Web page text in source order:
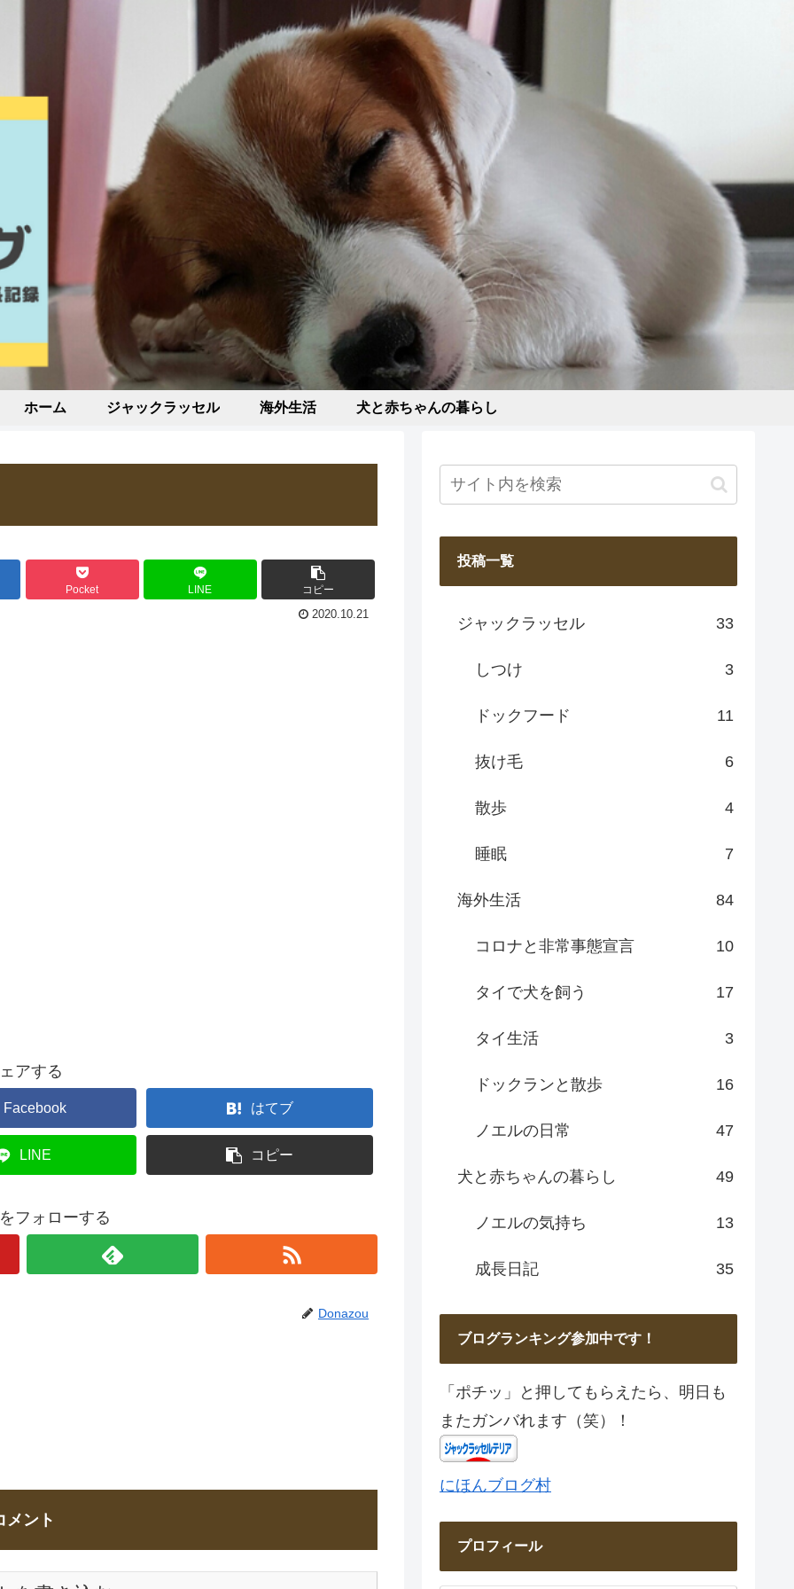
ホーム ジャックラッセル 海外生活 犬と赤ちゃんの暮らし
Pocket LINE コピー
2020.10.21
アする
Facebook はてブ
LINE コピー
フォローする
Donazou
メント
投稿一覧
ジャックラッセル 33
しつけ 3
ドックフード 11
抜け毛 6
散歩 4
睡眠 7
海外生活 84
コロナと非常事態宣言 10
タイで犬を飼う 17
タイ生活 3
ドックランと散歩 16
ノエルの日常 47
犬と赤ちゃんの暮らし 49
ノエルの気持ち 13
成長日記 35
ブログランキング参加中です！
「ポチッ」と押してもらえたら、明日も
またガンバれます（笑）！
にほんブログ村
プロフィール